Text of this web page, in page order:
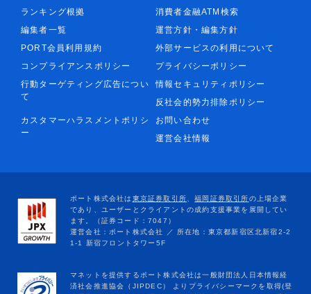
ランキング根拠
消費者金融ATM検索
編集者一覧
運営方針・編集方針
PORT会員利用規約
外部サービスの利用について
コンプライアンスポリシー
プライバシーポリシー
行動ターゲティング広告につい
て
情報セキュリティポリシー
反社会的勢力排除ポリシー
カスタマーハラスメントポリシ
ー
お問い合わせ
運営会社情報